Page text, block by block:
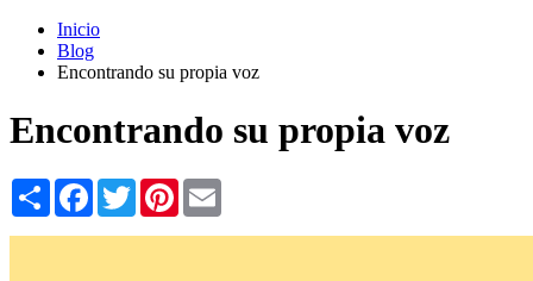
Inicio
Blog
Encontrando su propia voz
Encontrando su propia voz
Share Facebook
TwitterPinterest